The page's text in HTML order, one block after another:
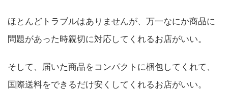
ほとんどトラブルはありませんが、万一なにか商品に
問題があった時親切に対応してくれるお店がいい。
そして、届いた商品をコンパクトに梱包してくれて、
国際送料をできるだけ安くしてくれるお店がいい。